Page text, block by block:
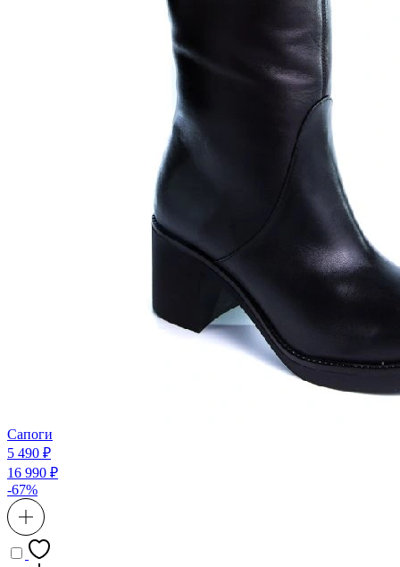
Сапоги
5 490 ₽
16 990 ₽
-67%